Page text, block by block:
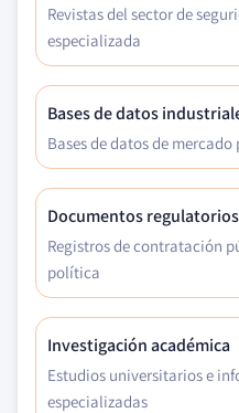
Revistas del sector de
especializada
Bases de datos
Bases de datos de
Documentos regulatorios
Registros de contratación
política
Investigación académica
Estudios universitarios e
especializadas